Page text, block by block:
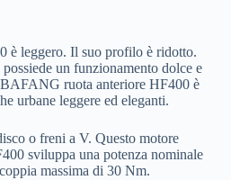
è leggero. Il suo profilo è ridotto.
un funzionamento dolce e
ruota anteriore HF400 è
urbane leggere ed eleganti.
o freni a V. Questo motore
sviluppa una potenza nominale
massima di 30 Nm.